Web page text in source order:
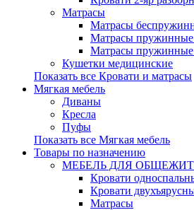
Матрасы
Матрасы
Матрасы
Матрасы пружинные
Кушетки медицинские
Показать все Кровати и матрасы
Мягкая мебель
Диваны
Кресла
Пуфы
Показать все Мягкая мебель
Товары по назначению
МЕБЕЛЬ ДЛЯ
Кровати
Кровати
Матрасы